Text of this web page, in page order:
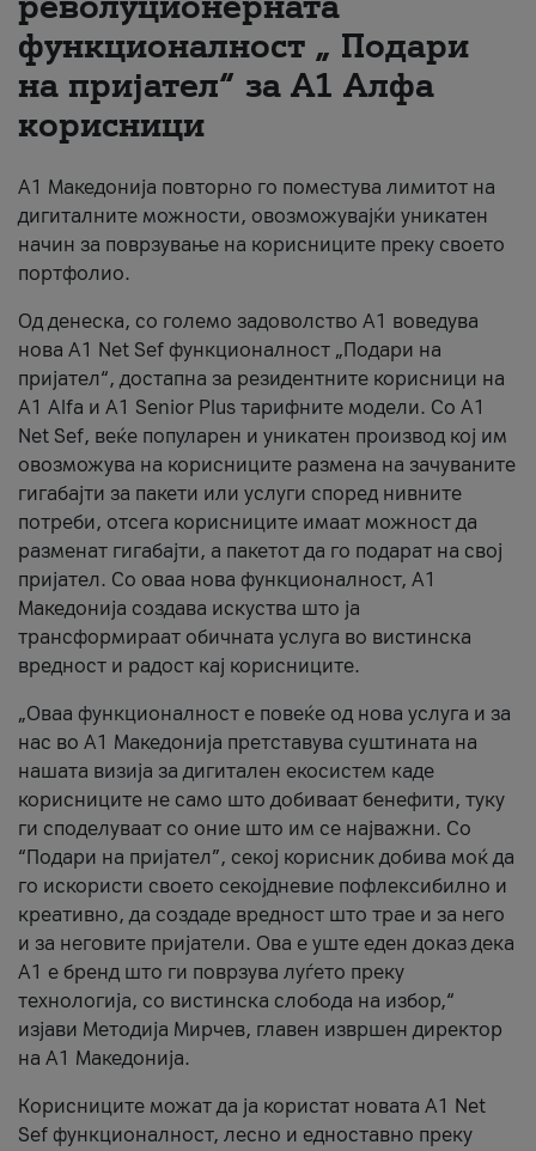
За нас
#ПодобарОнлајн
функционалност „ Подари
на пријател“ за А1 Алфа
корисници
А1 Македонија повторно го поместува лимитот на
дигиталните можности, овозможувајќи уникатен
начин за поврзување на корисниците преку своето
портфолио.
Од денеска, со големо задоволство А1 воведува
нова A1 Net Sef функционалност „Подари на
пријател“, достапна за резидентните корисници на
А1 Alfa и A1 Senior Plus тарифните модели. Со A1
Net Sef, веќе популарен и уникатен производ кој им
овозможува на корисниците размена на зачуваните
гигабајти за пакети или услуги според нивните
потреби, отсега корисниците имаат можност да
разменат гигабајти, а пакетот да го подарат на свој
пријател. Со оваа нова функционалност, А1
Македонија создава искуства што ја
трансформираат обичната услуга во вистинска
вредност и радост кај корисниците.
„Оваа функционалност е повеќе од нова услуга и за
нас во А1 Македонија претставува суштината на
нашата визија за дигитален екосистем каде
корисниците не само што добиваат бенефити, туку
ги споделуваат со оние што им се најважни. Со
“Подари на пријател”, секој корисник добива моќ да
го искористи своето секојдневие пофлексибилно и
креативно, да создаде вредност што трае и за него
и за неговите пријатели. Ова е уште еден доказ дека
А1 е бренд што ги поврзува луѓето преку
технологија, со вистинска слобода на избор,“
изјави Методија Мирчев, главен извршен директор
на А1 Македонија.
Корисниците можат да ја користат новата А1 Net
Sef функционалност, лесно и едноставно преку